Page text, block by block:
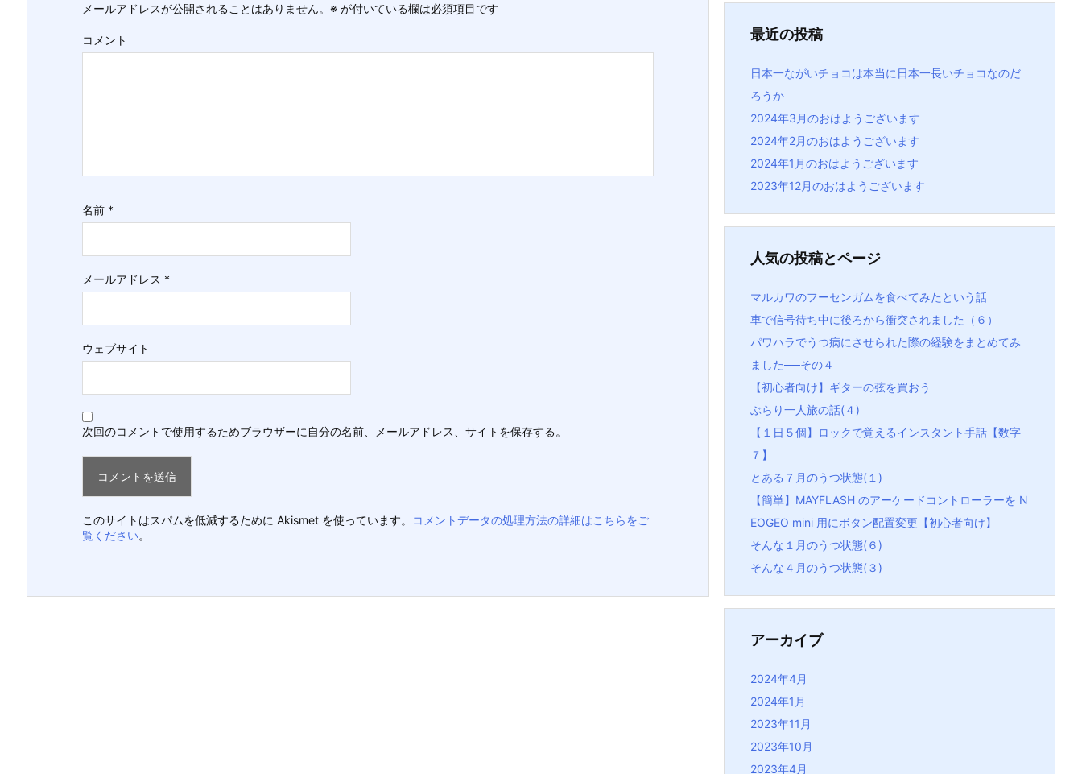
メールアドレスが公開されることはありません。 ※ が付いている欄は必須項目です
コメント
名前 *
メールアドレス *
ウェブサイト
次回のコメントで使用するためブラウザーに自分の名前、メールアドレス、サイトを保存する。
このサイトはスパムを低減するために Akismet を使っています。
コメントデータの処理方法の詳細はこちらをご
覧ください。
最近の投稿
日本一ながいチョコは本当に日本一長いチョコなのだ
ろうか
2024年3月のおはようございます
2024年2月のおはようございます
2024年1月のおはようございます
2023年12月のおはようございます
人気の投稿とページ
マルカワのフーセンガムを食べてみたという話
車で信号待ち中に後ろから衝突されました（６）
パワハラでうつ病にさせられた際の経験をまとめてみ
ました──その４
【初心者向け】ギターの弦を買おう
ぶらり一人旅の話(４)
【１日５個】ロックで覚えるインスタント手話【数字
７】
とある７月のうつ状態(１)
【簡単】MAYFLASH のアーケードコントローラーを N
EOGEO mini 用にボタン配置変更【初心者向け】
そんな１月のうつ状態(６)
そんな４月のうつ状態(３)
アーカイブ
2024年4月
2024年1月
2023年11月
2023年10月
2023年4月